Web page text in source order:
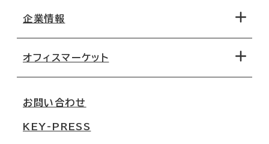
地図から探す
路線・駅から探す
移転コストシミュレーション
移転スケジュール
オフィス移転Q&A
企業情報
オフィスマーケット
大阪
お問い合わせ
KEY-PRESS